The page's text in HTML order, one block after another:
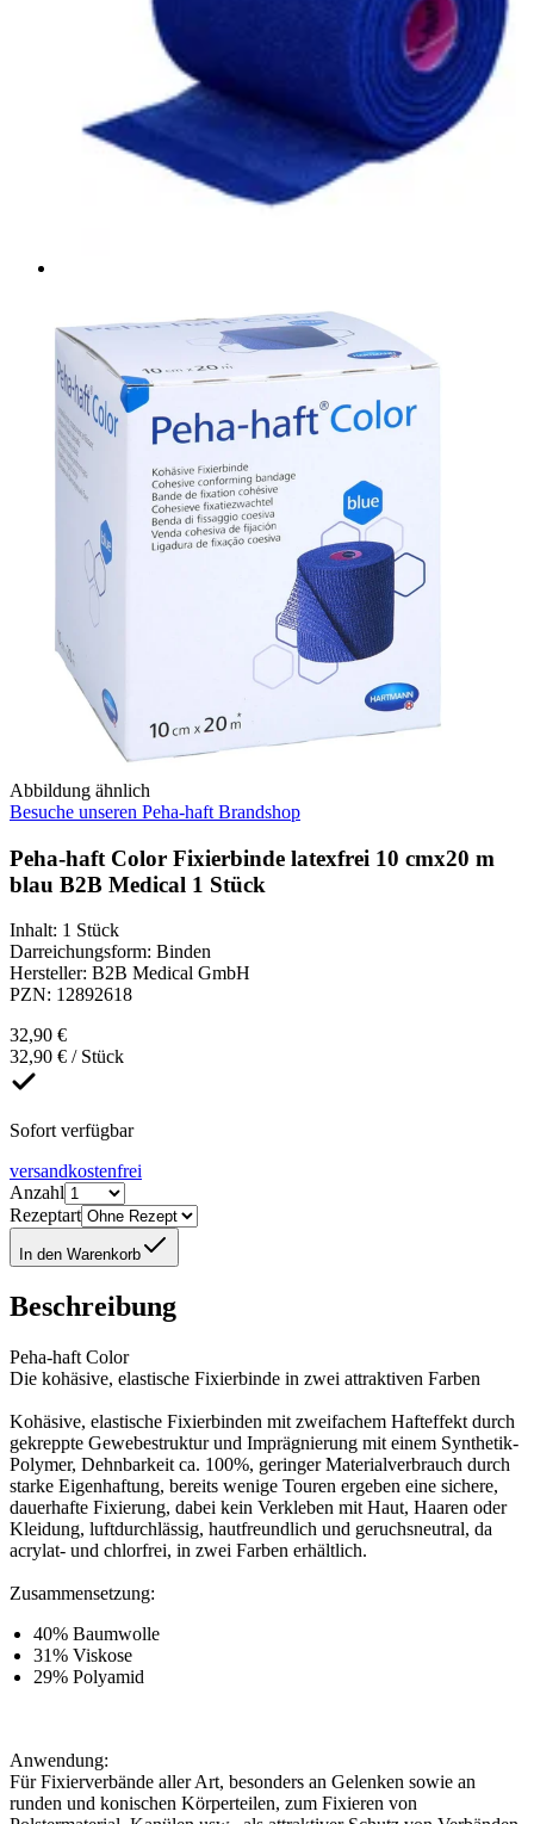
Abbildung ähnlich
Besuche unseren Peha-haft Brandshop
Peha-haft Color Fixierbinde latexfrei 10 cmx20 m
blau B2B Medical 1 Stück
Inhalt: 1 Stück
Darreichungsform: Binden
Hersteller: B2B Medical GmbH
PZN: 12892618
32,90 €
32,90 € / Stück
Sofort verfügbar
versandkostenfrei
Anzahl
Rezeptart
In den Warenkorb
Beschreibung
Peha-haft Color
Die kohäsive, elastische Fixierbinde in zwei attraktiven Farben
Kohäsive, elastische Fixierbinden mit zweifachem Hafteffekt durch
gekreppte Gewebestruktur und Imprägnierung mit einem Synthetik-
Polymer, Dehnbarkeit ca. 100%, geringer Materialverbrauch durch
starke Eigenhaftung, bereits wenige Touren ergeben eine sichere,
dauerhafte Fixierung, dabei kein Verkleben mit Haut, Haaren oder
Kleidung, luftdurchlässig, hautfreundlich und geruchsneutral, da
acrylat- und chlorfrei, in zwei Farben erhältlich.
Zusammensetzung:
40% Baumwolle
31% Viskose
29% Polyamid
Anwendung:
Für Fixierverbände aller Art, besonders an Gelenken sowie an
runden und konischen Körperteilen, zum Fixieren von